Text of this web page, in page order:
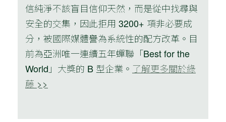
信純淨不該盲目信仰天然，而是從中找尋與
安全的交集，因此拒用 3200+ 項非必要成
分，被國際媒體譽為系統性的配方改革。目
前為亞洲唯一連續五年蟬聯「Best for the
World」大獎的 B 型企業。 了解更多關於綠
藤 >>